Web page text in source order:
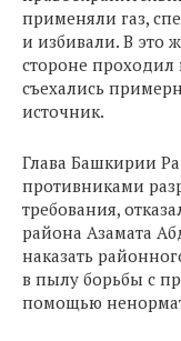
применяли газ,
и избивали. В это
стороне
съехались
источник.
Глава Башкирии
противниками
требования,
района Азамата
наказать
в пылу борьбы с
помощью